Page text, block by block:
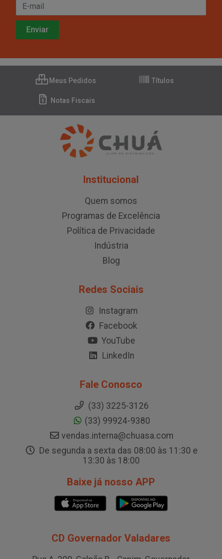
Meus Pedidos Títulos
Notas Fiscais
Institucional
Quem somos
Programas de Excelência
Política de Privacidade
Indústria
Blog
Redes Sociais
Instagram
Facebook
YouTube
LinkedIn
Fale Conosco
(33) 3225-3126
(33) 99924-9380
vendas.interna@chuasa.com
De segunda a sexta das 08:00 às 11:30 e
13:30 às 18:00
Baixe já nosso APP
CD Governador Valadares